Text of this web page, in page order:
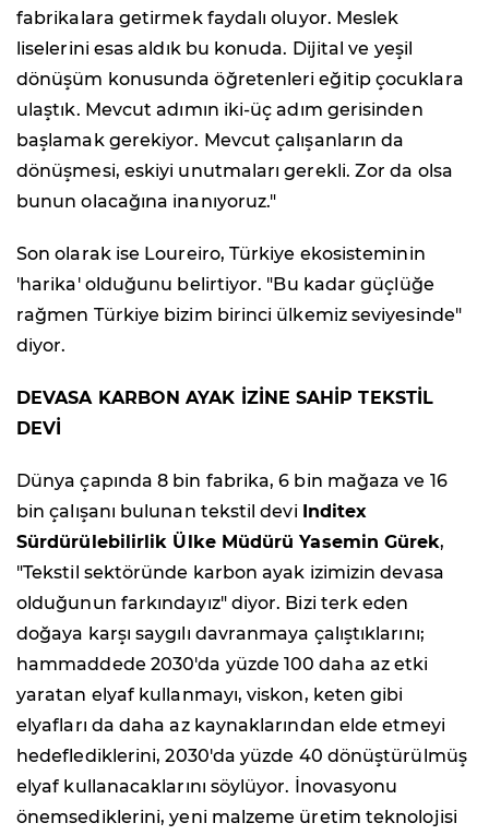
fabrikalara getirmek faydalı oluyor. Meslek
liselerini esas aldık bu konuda. Dijital ve yeşil
dönüşüm konusunda öğretenleri eğitip çocuklara
ulaştık. Mevcut adımın iki-üç adım gerisinden
başlamak gerekiyor. Mevcut çalışanların da
dönüşmesi, eskiyi unutmaları gerekli. Zor da olsa
bunun olacağına inanıyoruz."
Son olarak ise Loureiro, Türkiye ekosisteminin
'harika' olduğunu belirtiyor. "Bu kadar güçlüğe
rağmen Türkiye bizim birinci ülkemiz seviyesinde"
diyor.
DEVASA KARBON AYAK İZİNE SAHİP TEKSTİL
DEVİ
Dünya çapında 8 bin fabrika, 6 bin mağaza ve 16
bin çalışanı bulunan tekstil devi Inditex
Sürdürülebilirlik Ülke Müdürü Yasemin Gürek,
"Tekstil sektöründe karbon ayak izimizin devasa
olduğunun farkındayız" diyor. Bizi terk eden
doğaya karşı saygılı davranmaya çalıştıklarını;
hammaddede 2030'da yüzde 100 daha az etki
yaratan elyaf kullanmayı, viskon, keten gibi
elyafları da daha az kaynaklarından elde etmeyi
hedeflediklerini, 2030'da yüzde 40 dönüştürülmüş
elyaf kullanacaklarını söylüyor. İnovasyonu
önemsediklerini, yeni malzeme üretim teknolojisi